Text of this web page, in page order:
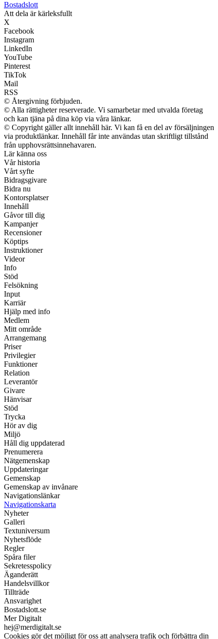
Bostadslott
Att dela är kärleksfullt
X
Facebook
Instagram
LinkedIn
YouTube
Pinterest
TikTok
Mail
RSS
© Återgivning förbjuden.
© Alla rättigheter reserverade. Vi samarbetar med utvalda företag
och kan tjäna på dina köp via våra länkar.
© Copyright gäller allt innehåll här. Vi kan få en del av försäljningen
via produktlänkar. Innehåll får inte användas utan skriftligt tillstånd
från upphovsrättsinnehavaren.
Lär känna oss
Vår historia
Vårt syfte
Bidragsgivare
Bidra nu
Kontorsplatser
Innehåll
Gåvor till dig
Kampanjer
Recensioner
Köptips
Instruktioner
Videor
Info
Stöd
Felsökning
Input
Karriär
Hjälp med info
Medlem
Mitt område
Arrangemang
Priser
Privilegier
Funktioner
Relation
Leverantör
Givare
Hänvisar
Stöd
Trycka
Hör av dig
Miljö
Håll dig uppdaterad
Prenumerera
Nätgemenskap
Uppdateringar
Gemenskap
Gemenskap av invånare
Navigationslänkar
Navigationskarta
Nyheter
Galleri
Textuniversum
Nyhetsflöde
Regler
Spåra filer
Sekretesspolicy
Äganderätt
Handelsvillkor
Tillträde
Ansvarighet
Bostadslott.se
Mer Digitalt
hej@merdigitalt.se
Cookies gör det möjligt för oss att analysera trafik och förbättra din